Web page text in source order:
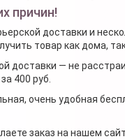
причин!
доставки и
товар как дома,
доставки — не
400 руб.
очень удобная
заказ на нашем